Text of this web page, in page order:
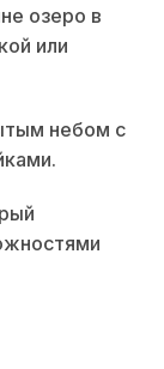
озеро в
или
небом с